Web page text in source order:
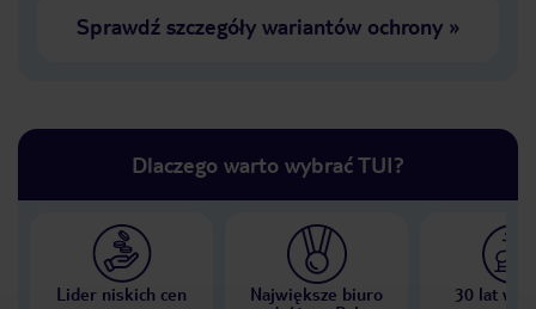
Sprawdź szczegóły wariantów ochrony»
Dlaczego warto wybrać TUI?
Lider niskich cen
Największe biuro
30 lat w